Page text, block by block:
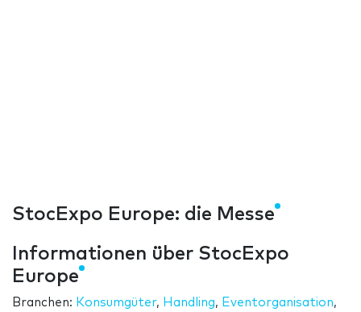
StocExpo Europe: die Messe
Informationen über StocExpo
Europe
Branchen: Konsumgüter, Handling, Eventorganisation,